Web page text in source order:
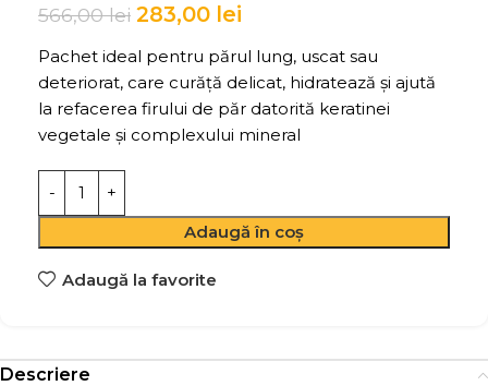
566,00lei 283,00 lei
Pachet ideal pentru părul lung, uscat sau
deteriorat, care curăță delicat, hidratează și ajută
la refacerea firului de păr datorită keratinei
vegetale și complexului mineral
Adaugă în coș
Adaugă la favorite
Descriere